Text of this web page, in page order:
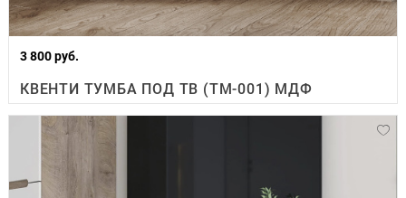
3 800 руб.
КВЕНТИ ТУМБА ПОД ТВ (ТМ-001) МДФ